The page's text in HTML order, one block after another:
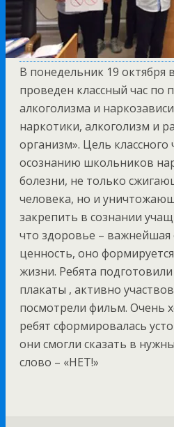
В понедельник 19 октября
проведен классный час по
алкоголизма и
наркотики, алкоголизм и
организм». Цель классного
осознанию школьников
болезни, не только
человека, но и
закрепить в сознании
что здоровье – важнейшая
ценность, оно
жизни. Ребята
плакаты , активно
посмотрели фильм. Очень
ребят сформировалась
они смогли сказать в
слово – «НЕТ!»